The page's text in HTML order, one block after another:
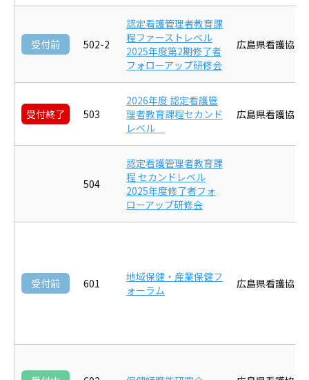
受付前 502-2
認定看護管理者教育課
程ファーストレベル
2025年度第2期修了者
フォローアップ研修会
広島県看護協会
受付終了 503
2026年度 認定看護管
理者教育課程セカンド
レベル
広島県看護協会
504
認定看護管理者教育課
程 セカンドレベル
2025年度修了者フォ
ローアップ研修会
受付前 601
地域保健・産業保健フ
ォーラム
広島県看護協会